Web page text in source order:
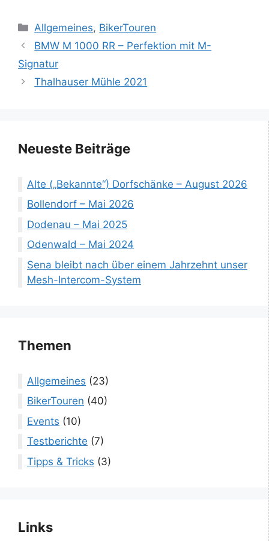
Kategorien
Allgemeines, BikerTouren
BMW M 1000 RR – Perfektion mit M-
Signatur
Thalhauser Mühle 2021
Neueste Beiträge
Alte („Bekannte“) Dorfschänke – August 2026
Bollendorf – Mai 2026
Dodenau – Mai 2025
Odenwald – Mai 2024
Sena bleibt nach über einem Jahrzehnt unser
Mesh-Intercom-System
Themen
Allgemeines (23)
BikerTouren (40)
Events (10)
Testberichte (7)
Tipps & Tricks (3)
Links